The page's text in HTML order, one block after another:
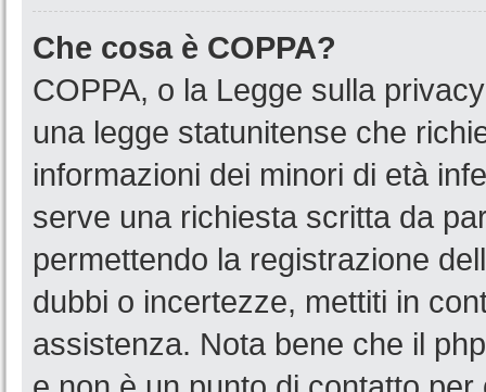
Che cosa è COPPA?
COPPA, o la Legge sulla
una legge statunitense che
informazioni dei minori di età
serve una richiesta scritta da
permettendo la registrazione
dubbi o incertezze, mettiti in
assistenza. Nota bene che il